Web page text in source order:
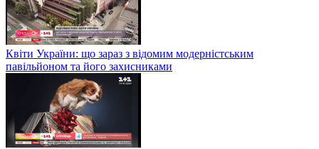
Квіти України: що зараз з відомим модерністським
павільйоном та його захисниками